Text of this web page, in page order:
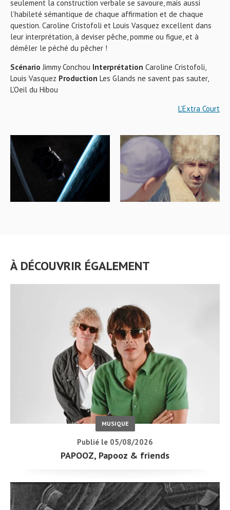
seulement la construction verbale se savoure, mais aussi
l’habileté sémantique de chaque affirmation et de chaque
question. Caroline Cristofoli et Louis Vasquez excellent dans
leur interprétation, à deviser pêche, pomme ou figue, et à
démêler le péché du pêcher !
Scénario Jimmy Conchou Interprétation Caroline Cristofoli,
Louis Vasquez Production Les Glands ne savent pas sauter,
L’Oeil du Hibou
L’Extra Court
À DÉCOUVRIR ÉGALEMENT
MUSIQUE
Publié le 05/08/2026
PAPOOZ, Papooz & friends